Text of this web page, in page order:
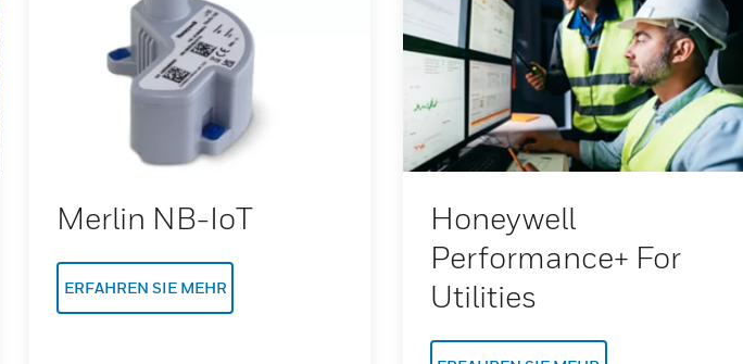
Merlin NB-IoT
ERFAHREN SIE MEHR
Honeywell
Performance+ For
Utilities